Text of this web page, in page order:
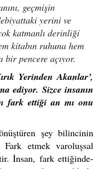
geçmişin
yerini ve
katmanlı derinliği
kitabın ruhuna hem
bir pencere açıyor.
Yerinden Akanlar’,
ediyor. Sizce insanın
fark ettiği an mı onu
şey bilincinin
Fark etmek varoluşsal
İnsan, fark ettiğinde-